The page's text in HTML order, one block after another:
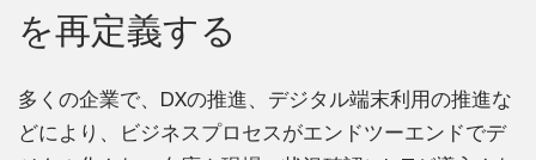
を再定義する
多くの企業で、DXの推進、デジタル端末利用の推進な
どにより、ビジネスプロセスがエンドツーエンドでデ